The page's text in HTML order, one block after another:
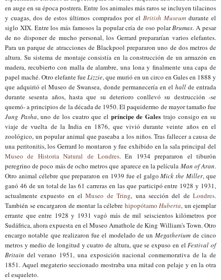
en auge en su época postrera. Entre los animales más raros se incluyen tilacinos
y cuagas, dos de estos últimos comprados por el British Museumdurante el
siglo XIX. Entre los más famosos la popular cría de oso polarBrumas. A pesar
de no disponer de mucho personal, los Gerrard prepararían varios elefantes.
Para un parque de atracciones de Blackpool prepararon uno de dos metros de
altura. Su sistema de montaje consistía en la construcción de un armazón en
madera, recubierto con malla de alambre, una lona y finalmente una capa de
papel maché. Otro elefante fueLizzie, que murió en un circo en Gales en 1888 y
que adquirió el Museo de Swansea, donde permanecería en el hallde entrada
durante sesenta años, hasta que su deterioro conllevó su destrucción -se
quemó- a principios de la década de 1950. El paquidermo de mayor tamaño fue
Jung Pasha, uno de los cuatro que el príncipe de Gales trajo consigo en su
viaje de vuelta de la India en 1876, que vivió durante veinte años en el
zoológico, un popular animal que paseaba a los niños. Tras fallecer a causa de
una peritonitis, los Gerrard lo montaron y fue exhibido en la sala principal del
Museo de Historia Natural de Londres. En 1934 prepararon el tiburón
peregrino de poco más de ocho metros que aparece en la película Man of Aran.
Otro animal célebre que prepararon en 1939 fue el galgoMick the Miller, que
ganó 46 de un total de las 61 carreras en las que participó entre 1928 y 1931,
actualmente expuesto en elMuseo de Tring, una sección del deLondres.
También se encargaron de montar la célebre hipopótamo Huberta, un ejemplar
errante que entre 1928 y 1931 vagó más de mil seiscientos kilómetros por
Sudáfrica, ahora expuesta en el Museo Amathole de King William's Town. Otro
encargo notable que realizaron fue el modelado de unMegatherium de cinco
metros y medio de longitud y cuatro de altura, que se expuso en elFestival of
Britain del verano 1951, una exposición nacional conmemorativa de la de
1851. Aquel megaterio seccionado mostraba una mitad con pelaje y en la otra
el esqueleto.